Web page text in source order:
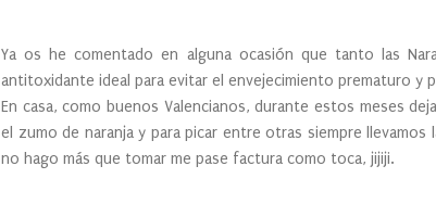
Ya os he comentado en alguna ocasión que tanto las
antitoxidante ideal para evitar el envejecimiento prematuro y
En casa, como buenos Valencianos, durante estos meses
el zumo de naranja y para picar entre otras siempre
no hago más que tomar me pase factura como toca, jijiji.